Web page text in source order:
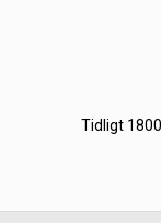
Tidligt